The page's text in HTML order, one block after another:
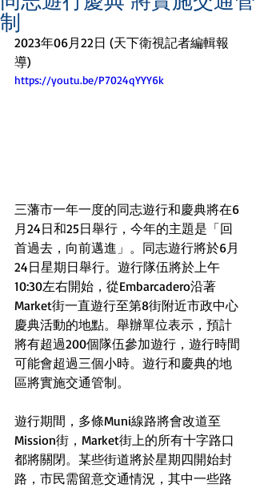
制
2023年06月22日 (天下衛視記者編輯報
導)
https://youtu.be/P7024qYYY6k
三藩市一年一度的同志遊行和慶典將在6
月24日和25日舉行，今年的主題是「回
首過去，向前邁進」。同志遊行將於6月
24日星期日舉行。遊行隊伍將於上午
10:30左右開始，從Embarcadero沿著
Market街一直遊行至第8街附近市政中心
慶典活動的地點。舉辦單位表示，預計
將有超過200個隊伍參加遊行，遊行時間
可能會超過三個小時。遊行和慶典的地
區將實施交通管制。
遊行期間，多條Muni線路將會改道至
Mission街，Market街上的所有十字路口
都將關閉。某些街道將於星期四開始封
路，市民需留意交通情況，其中一些路